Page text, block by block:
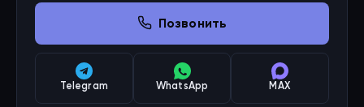
Позвонить
Telegram WhatsApp MAX